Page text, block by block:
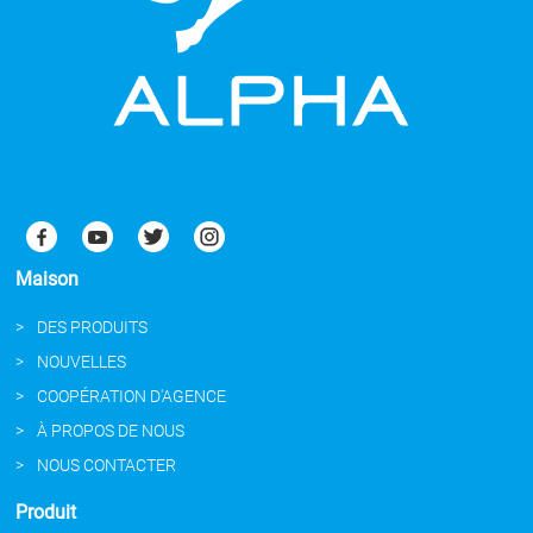
Maison
DES PRODUITS
NOUVELLES
COOPÉRATION D'AGENCE
À PROPOS DE NOUS
NOUS CONTACTER
Produit